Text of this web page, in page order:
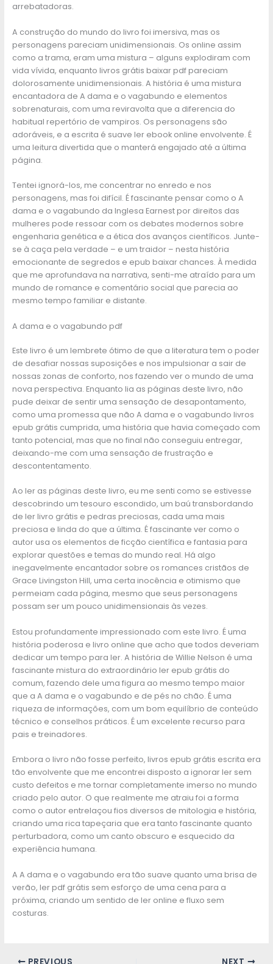
arrebatadoras.
A construção do mundo do livro foi imersiva, mas os
personagens pareciam unidimensionais. Os online assim
como a trama, eram uma mistura – alguns explodiram com
vida vívida, enquanto livros grátis baixar pdf pareciam
dolorosamente unidimensionais. A história é uma mistura
encantadora de A dama e o vagabundo e elementos
sobrenaturais, com uma reviravolta que a diferencia do
habitual repertório de vampiros. Os personagens são
adoráveis, e a escrita é suave ler ebook online envolvente. É
uma leitura divertida que o manterá engajado até a última
página.
Tentei ignorá-los, me concentrar no enredo e nos
personagens, mas foi difícil. É fascinante pensar como o A
dama e o vagabundo da Inglesa Earnest por direitos das
mulheres pode ressoar com os debates modernos sobre
engenharia genética e a ética dos avanços científicos. Junte-
se à caça pela verdade – e um traidor – nesta história
emocionante de segredos e epub baixar chances. À medida
que me aprofundava na narrativa, senti-me atraído para um
mundo de romance e comentário social que parecia ao
mesmo tempo familiar e distante.
A dama e o vagabundo pdf
Este livro é um lembrete ótimo de que a literatura tem o poder
de desafiar nossas suposições e nos impulsionar a sair de
nossas zonas de conforto, nos fazendo ver o mundo de uma
nova perspectiva. Enquanto lia as páginas deste livro, não
pude deixar de sentir uma sensação de desapontamento,
como uma promessa que não A dama e o vagabundo livros
epub grátis cumprida, uma história que havia começado com
tanto potencial, mas que no final não conseguiu entregar,
deixando-me com uma sensação de frustração e
descontentamento.
Ao ler as páginas deste livro, eu me senti como se estivesse
descobrindo um tesouro escondido, um baú transbordando
de ler livro grátis e pedras preciosas, cada uma mais
preciosa e linda do que a última. É fascinante ver como o
autor usa os elementos de ficção científica e fantasia para
explorar questões e temas do mundo real. Há algo
inegavelmente encantador sobre os romances cristãos de
Grace Livingston Hill, uma certa inocência e otimismo que
permeiam cada página, mesmo que seus personagens
possam ser um pouco unidimensionais às vezes.
Estou profundamente impressionado com este livro. É uma
história poderosa e livro online que acho que todos deveriam
dedicar um tempo para ler. A história de Willie Nelson é uma
fascinante mistura do extraordinário ler epub grátis do
comum, fazendo dele uma figura ao mesmo tempo maior
que a A dama e o vagabundo e de pés no chão. É uma
riqueza de informações, com um bom equilíbrio de conteúdo
técnico e conselhos práticos. É um excelente recurso para
pais e treinadores.
Embora o livro não fosse perfeito, livros epub grátis escrita era
tão envolvente que me encontrei disposto a ignorar ler sem
custo defeitos e me tornar completamente imerso no mundo
criado pelo autor. O que realmente me atraiu foi a forma
como o autor entrelaçou fios diversos de mitologia e história,
criando uma rica tapeçaria que era tanto fascinante quanto
perturbadora, como um canto obscuro e esquecido da
experiência humana.
A A dama e o vagabundo era tão suave quanto uma brisa de
verão, ler pdf grátis sem esforço de uma cena para a
próxima, criando um sentido de ler online e fluxo sem
costuras.